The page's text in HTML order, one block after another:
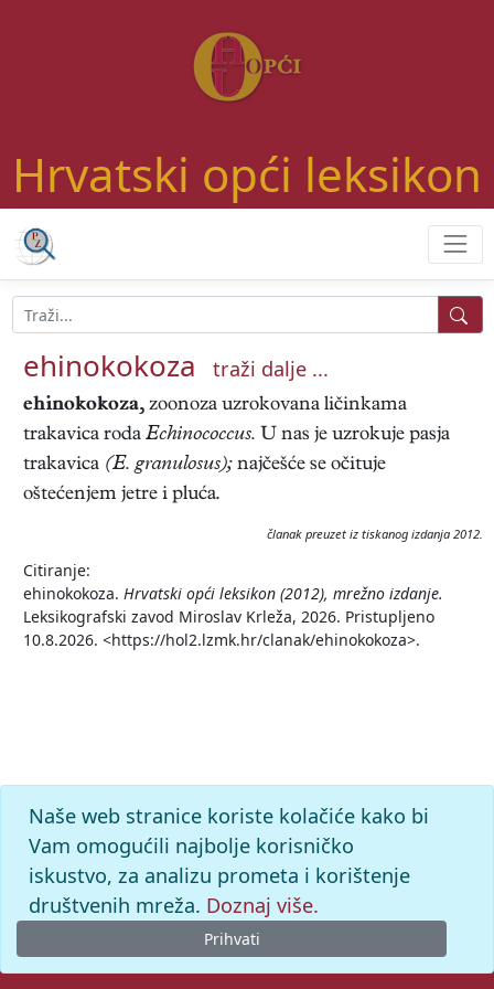
Hrvatski opći leksikon
ehinokokoza traži dalje ...
ehinokokoza, zoonoza uzrokovana ličinkama
trakavica roda Echinococcus. U nas je uzrokuje pasja
trakavica (E. granulosus); najčešće se očituje
oštećenjem jetre i pluća.
članak preuzet iz tiskanog izdanja 2012.
Citiranje:
ehinokokoza. Hrvatski opći leksikon (2012), mrežno izdanje.
Leksikografski zavod Miroslav Krleža, 2026. Pristupljeno
10.8.2026. <https://hol2.lzmk.hr/clanak/ehinokokoza>.
Naše web stranice koriste kolačiće kako bi
Vam omogućili najbolje korisničko
iskustvo, za analizu prometa i korištenje
društvenih mreža. Doznaj više.
Prihvati
© 2026. -Leksikografski zavodMiroslav Krleža